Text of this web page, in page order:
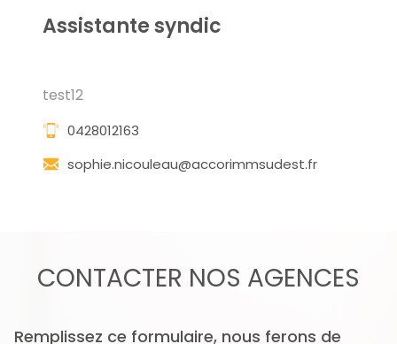
Assistante syndic
test12
0428012163
sophie.nicouleau@accorimmsudest.fr
CONTACTER NOS AGENCES
Remplissez ce formulaire, nous ferons de